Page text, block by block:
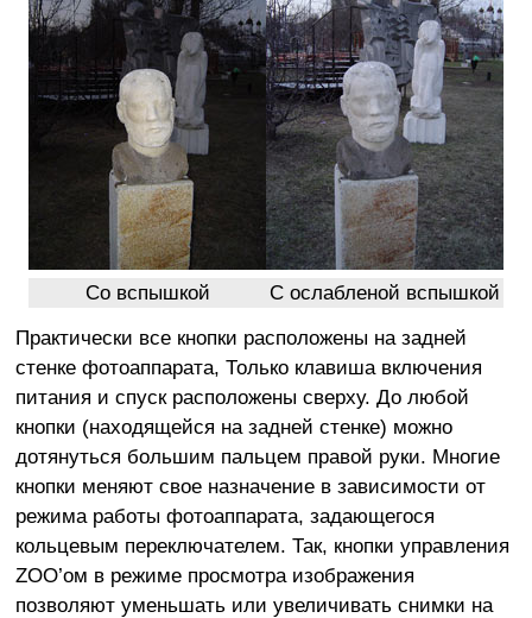
Со вспышкой
С ослабленой вспышкой
Практически все кнопки расположены на задней
стенке фотоаппарата, Только клавиша включения
питания и спуск расположены сверху. До любой
кнопки (находящейся на задней стенке) можно
дотянуться большим пальцем правой руки. Многие
кнопки меняют свое назначение в зависимости от
режима работы фотоаппарата, задающегося
кольцевым переключателем. Так, кнопки управления
ZOO’ом в режиме просмотра изображения
позволяют уменьшать или увеличивать снимки на